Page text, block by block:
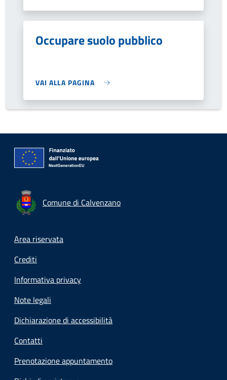
Occupare suolo pubblico
VAI ALLA PAGINA
Comune di Calvenzano
Footer menu
Area riservata
Crediti
Informativa privacy
Note legali
Dichiarazione di accessibilità
Contatti
Prenotazione appuntamento